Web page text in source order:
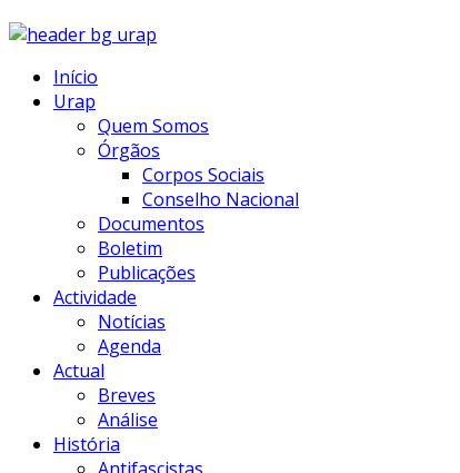
Início
Urap
Quem Somos
Órgãos
Corpos Sociais
Conselho Nacional
Documentos
Boletim
Publicações
Actividade
Notícias
Agenda
Actual
Breves
Análise
História